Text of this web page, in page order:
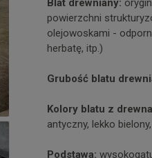
Blat drewniany:
powierzchni
olejowoskami -
herbatę, itp.)
Grubość blatu
Kolory blatu z
antyczny, lekko
Podstawa: